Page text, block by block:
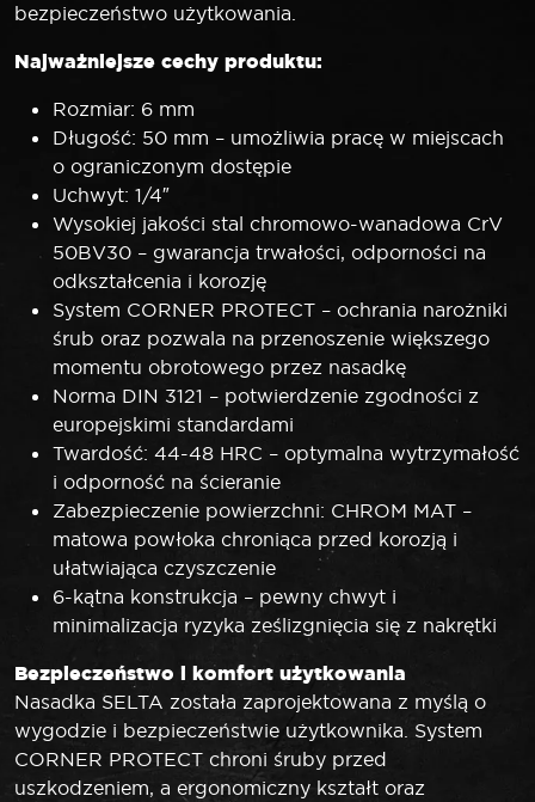
bezpieczeństwo użytkowania.
Najważniejsze cechy produktu:
Rozmiar: 6 mm
Długość: 50 mm – umożliwia pracę w miejscach
o ograniczonym dostępie
Uchwyt: 1/4″
Wysokiej jakości stal chromowo-wanadowa CrV
50BV30 – gwarancja trwałości, odporności na
odkształcenia i korozję
System CORNER PROTECT – ochrania narożniki
śrub oraz pozwala na przenoszenie większego
momentu obrotowego przez nasadkę
Norma DIN 3121 – potwierdzenie zgodności z
europejskimi standardami
Twardość: 44-48 HRC – optymalna wytrzymałość
i odporność na ścieranie
Zabezpieczenie powierzchni: CHROM MAT –
matowa powłoka chroniąca przed korozją i
ułatwiająca czyszczenie
6-kątna konstrukcja – pewny chwyt i
minimalizacja ryzyka ześlizgnięcia się z nakrętki
Bezpieczeństwo i komfort użytkowania
Nasadka SELTA została zaprojektowana z myślą o
wygodzie i bezpieczeństwie użytkownika. System
CORNER PROTECT chroni śruby przed
uszkodzeniem, a ergonomiczny kształt oraz